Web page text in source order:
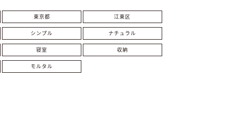
東京都 江東区
シンプル ナチュラル
寝室 収納
モルタル